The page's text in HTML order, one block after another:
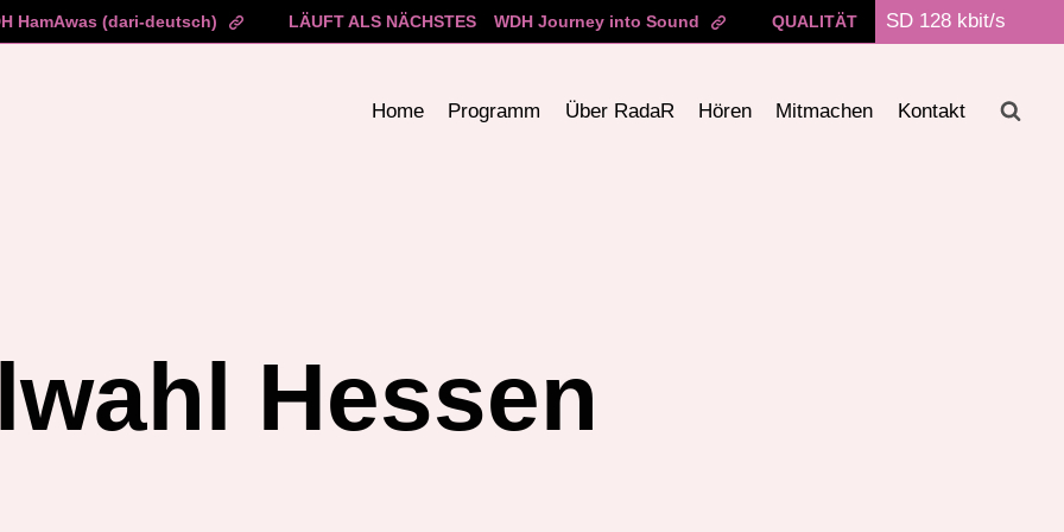
HamAwas (dari-deutsch) LÄUFT ALS NÄCHSTES WDH Journey into Sound QUALITÄT
Home Programm Über RadaR Hören Mitmachen Kontakt
Hessen